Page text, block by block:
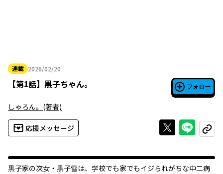
連載 2026/02/20
2026年02月20日
【第1話】 黒子ちゃん。 フォロー
しゃろん。 (著者)
応援メッセージ Xで投稿する
ライン
コピー
黒子家の次女・黒子雪は、学校でも家でもイジられがちな中二病